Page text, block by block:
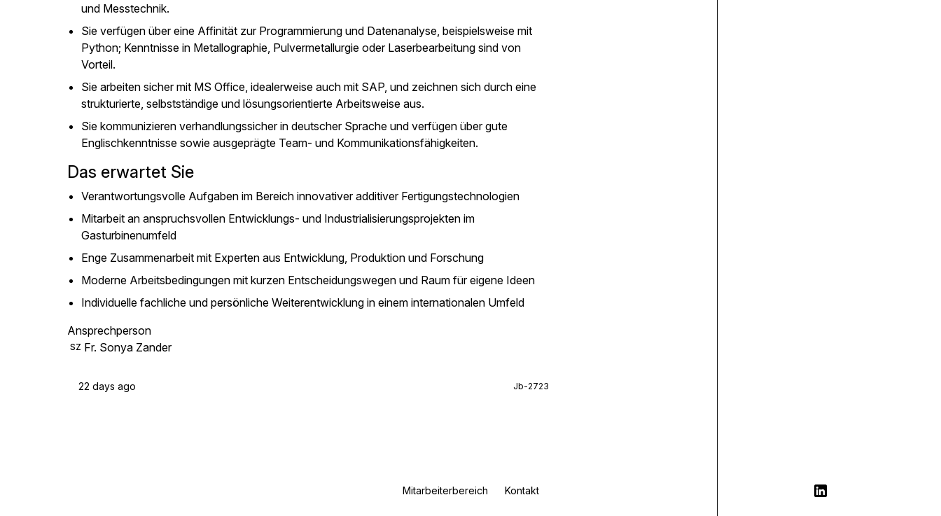
und Messtechnik.
Sie verfügen über eine Affinität zur Programmierung und Datenanalyse, beispielsweise mit
Python; Kenntnisse in Metallographie, Pulvermetallurgie oder Laserbearbeitung sind von
Vorteil.
Sie arbeiten sicher mit MS Office, idealerweise auch mit SAP, und zeichnen sich durch eine
strukturierte, selbstständige und lösungsorientierte Arbeitsweise aus.
Sie kommunizieren verhandlungssicher in deutscher Sprache und verfügen über gute
Englischkenntnisse sowie ausgeprägte Team- und Kommunikationsfähigkeiten.
Das erwartet Sie
Verantwortungsvolle Aufgaben im Bereich innovativer additiver Fertigungstechnologien
Mitarbeit an anspruchsvollen Entwicklungs- und Industrialisierungsprojekten im
Gasturbinenumfeld
Enge Zusammenarbeit mit Experten aus Entwicklung, Produktion und Forschung
Moderne Arbeitsbedingungen mit kurzen Entscheidungswegen und Raum für eigene Ideen
Individuelle fachliche und persönliche Weiterentwicklung in einem internationalen Umfeld
Ansprechperson
SZ Fr. Sonya Zander
22 days ago Jb-2723
Mitarbeiterbereich Kontakt